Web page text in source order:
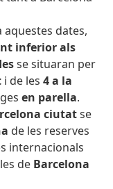
aquestes dates,
inferior als
se situaran per
i de les 4 a la
en parella.
ciutatse
de les reserves
internacionals
de Barcelona